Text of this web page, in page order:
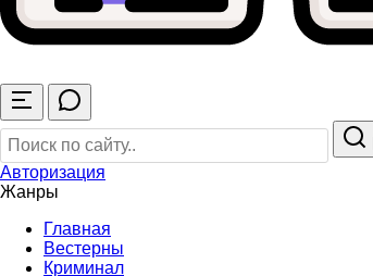
Авторизация
Жанры
Главная
Вестерны
Криминал